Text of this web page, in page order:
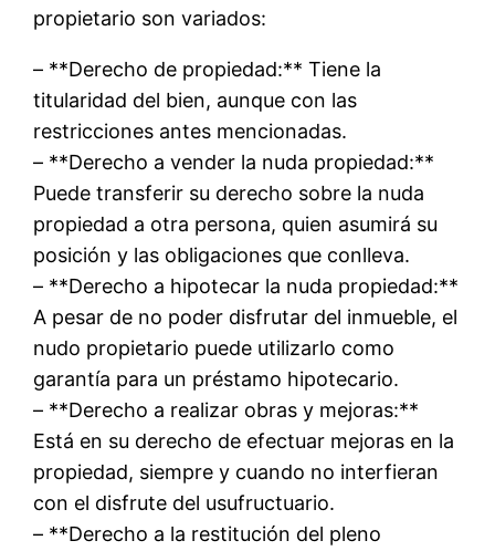
propietario son variados:
– **Derecho de propiedad:** Tiene la
titularidad del bien, aunque con las
restricciones antes mencionadas.
– **Derecho a vender la nuda propiedad:**
Puede transferir su derecho sobre la nuda
propiedad a otra persona, quien asumirá su
posición y las obligaciones que conlleva.
– **Derecho a hipotecar la nuda propiedad:**
A pesar de no poder disfrutar del inmueble, el
nudo propietario puede utilizarlo como
garantía para un préstamo hipotecario.
– **Derecho a realizar obras y mejoras:**
Está en su derecho de efectuar mejoras en la
propiedad, siempre y cuando no interfieran
con el disfrute del usufructuario.
– **Derecho a la restitución del pleno